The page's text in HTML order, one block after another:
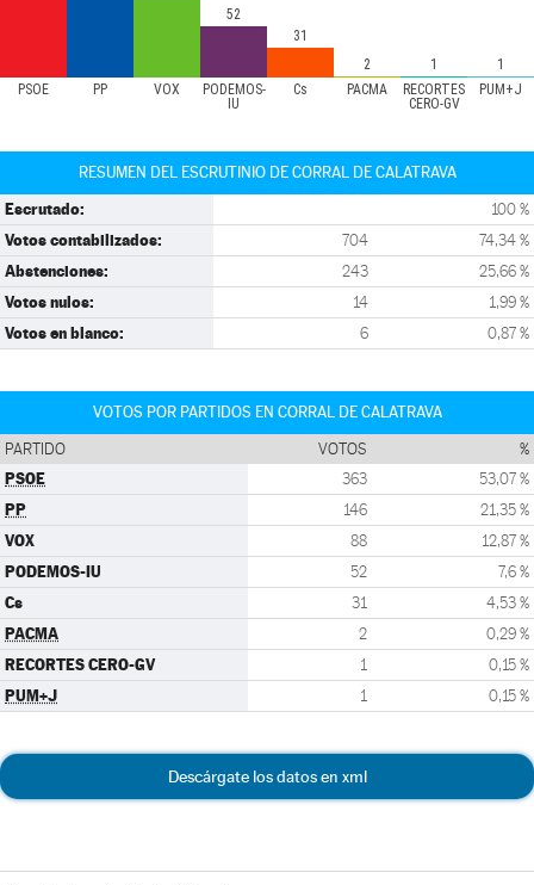
PSOE PP VOX
PODEMOS-
IU
Cs PACMA
RECORTES
CERO-GV
PUM+J
52
31
2
1 1
RESUMEN DEL ESCRUTINIO DE CORRAL DE CALATRAVA
Escrutado: 100 %
Votos contabilizados: 704 74,34 %
Abstenciones: 243 25,66 %
Votos nulos: 14 1,99 %
Votos en blanco: 6 0,87 %
VOTOS POR PARTIDOS EN CORRAL DE CALATRAVA
PARTIDO VOTOS %
PSOE 363 53,07 %
PP 146 21,35 %
VOX 88 12,87 %
PODEMOS-IU 52 7,6 %
Cs 31 4,53 %
PACMA 2 0,29 %
RECORTES CERO-GV 1 0,15 %
PUM+J 1 0,15 %
Descárgate los datos en xml